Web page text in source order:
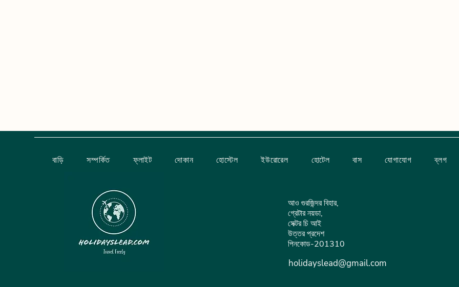
বাড়ি সম্পর্কিত ফ্লাইট দোকান হোস্টেল ইউরোরেল হোটেল বাস যোগাযোগ ব্লগ
আও গুরজিন্দর বিহার,
গ্রেটার নয়ডা,
সেক্টর চি আই
উত্তর প্রদেশ
পিনকোড-201310
holidayslead@gmail.com